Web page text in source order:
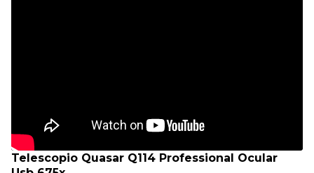
Telescopio Quasar Q114 Professional Ocular